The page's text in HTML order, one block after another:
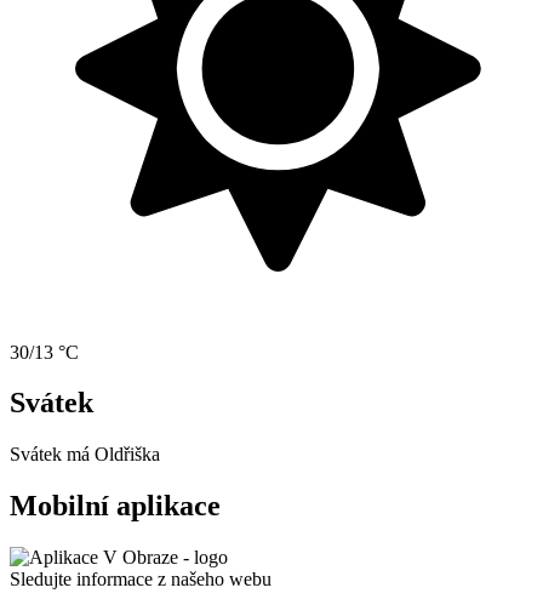
30/13 °C
Svátek
Svátek má Oldřiška
Mobilní aplikace
Sledujte informace z našeho webu